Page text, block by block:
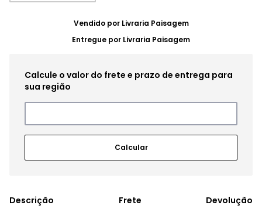
Vendido por Livraria Paisagem
Entregue por Livraria Paisagem
Frete Devolução